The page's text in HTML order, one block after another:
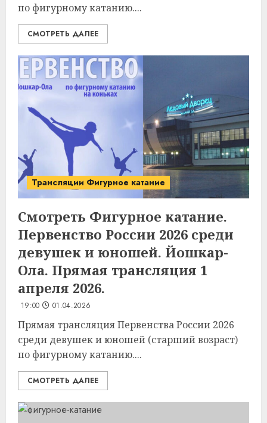
по фигурному катанию....
СМОТРЕТЬ ДАЛЕЕ
Трансляции Фигурное катание
Смотреть Фигурное катание.
Первенство России 2026 среди
девушек и юношей. Йошкар-
Ола. Прямая трансляция 1
апреля 2026.
19:00 01.04.2026
Прямая трансляция Первенства России 2026
среди девушек и юношей (старший возраст)
по фигурному катанию....
СМОТРЕТЬ ДАЛЕЕ